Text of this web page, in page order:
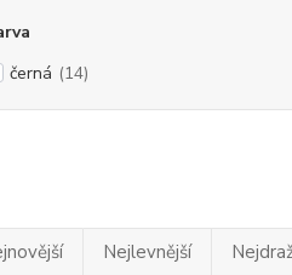
černá (14)
Nejlevnější